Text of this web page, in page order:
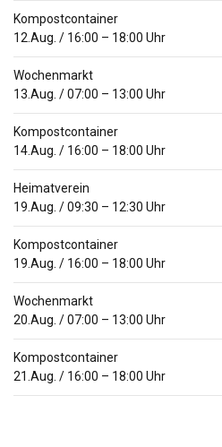
Kompostcontainer
12.Aug. / 16:00 – 18:00 Uhr
Wochenmarkt
13.Aug. /07:00 – 13:00 Uhr
Kompostcontainer
14.Aug. / 16:00 – 18:00 Uhr
Heimatverein
19.Aug. /09:30 – 12:30 Uhr
Kompostcontainer
19.Aug. / 16:00 – 18:00 Uhr
Wochenmarkt
20.Aug. /07:00 – 13:00 Uhr
Kompostcontainer
21.Aug. / 16:00 – 18:00 Uhr